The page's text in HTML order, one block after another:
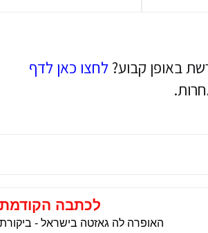
באופן קבוע? לחצו כאן לדף
לכתבה
האופרה לה גאזטה בישראל -